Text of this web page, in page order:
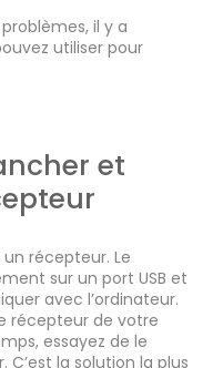
il y a
utiliser pour
et
récepteur. Le
sur un port USB et
avec l’ordinateur.
récepteur de votre
essayez de le
la solution la plus